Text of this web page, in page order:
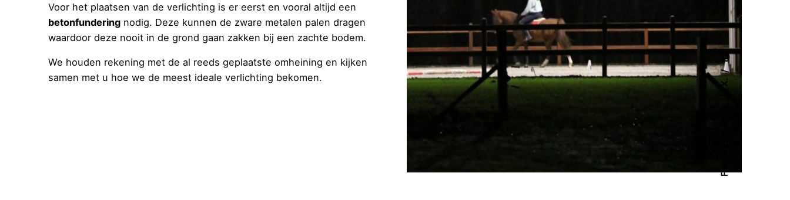
X.
Ig.
Voor het plaatsen van de verlichting is er eerst en vooral altijd een
betonfundering nodig. Deze kunnen de zware metalen palen dragen
waardoor deze nooit in de grond gaan zakken bij een zachte bodem.
We houden rekening met de al reeds geplaatste omheining en kijken
samen met u hoe we de meest ideale verlichting bekomen.